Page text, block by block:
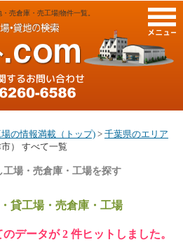
売倉庫・売工場|物件一覧。
の情報満載（トップ) > 千葉県のエリア
） すべて一覧
場・売倉庫・工場を探す
貸工場・売倉庫・工場
データが 2 件ヒットしました。